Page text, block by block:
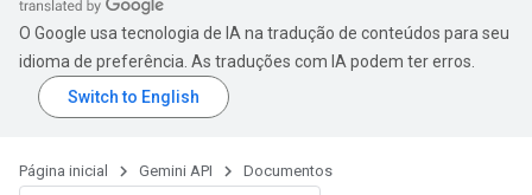
O Google usa tecnologia de IA na tradução de conteúdos para seu
idioma de preferência. As traduções com IA podem ter erros.
Página inicial Gemini API Documentos